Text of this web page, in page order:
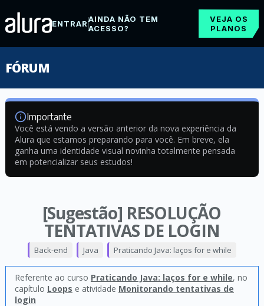
ENTRARAINDA NÃO TEM
ACESSO?
VEJA OS
PLANOS
FÓRUM
Importante
Você está vendo a versão anterior da nova experiência da
Alura que estamos preparando para você. Em breve, ela
ganha uma identidade visual novinha totalmente pensada
em potencializar seus estudos!
[Sugestão] RESOLUÇÃO
TENTATIVAS DE LOGIN
Back-end Java Praticando Java: laços for e while
Referente ao curso Praticando Java: laços for e while, no
capítulo Loops e atividade Monitorando tentativas de
login